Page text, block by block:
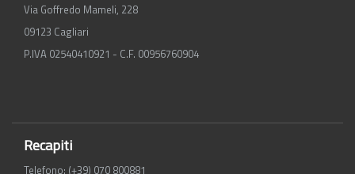
Via Goffredo Mameli, 228
09123 Cagliari
P.IVA 02540410921 - C.F. 00956760904
Recapiti
Telefono: (+39) 070 800881